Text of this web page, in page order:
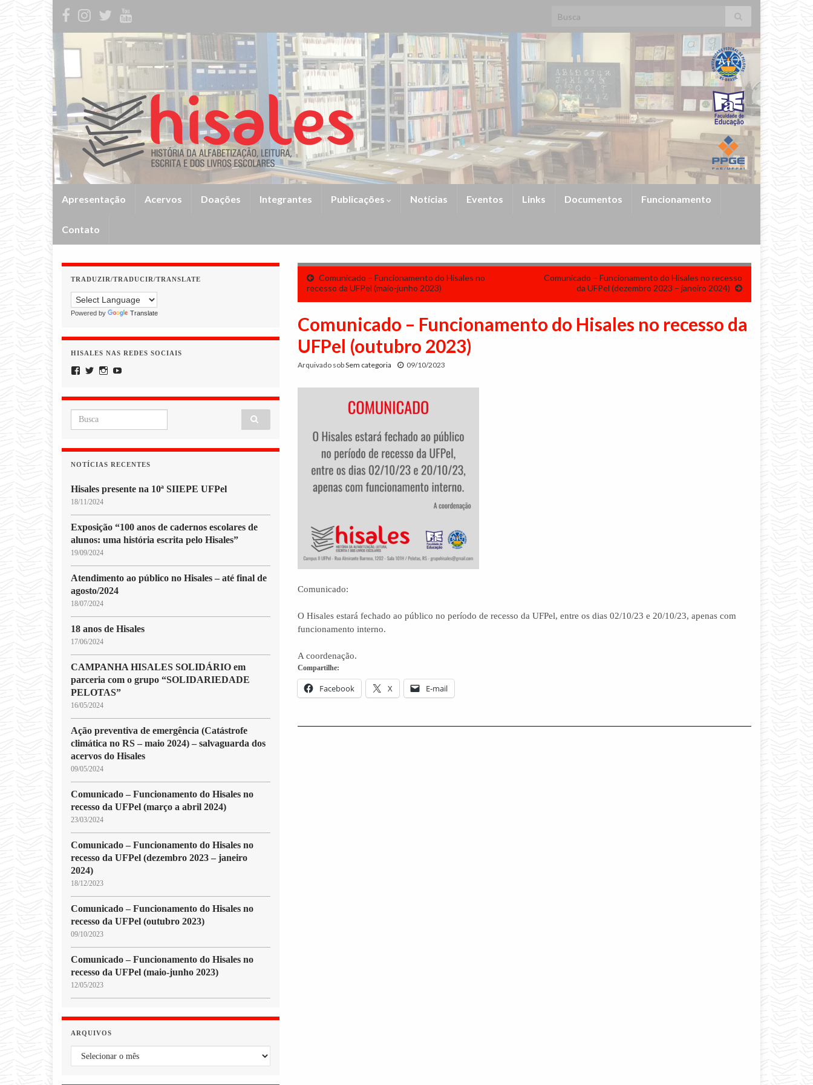
Search for:
Apresentação Acervos Doações Integrantes Publicações Notícias Eventos Links Documentos Funcionamento
Contato
Comunicado – Funcionamento do Hisales no
recesso da UFPel (maio-junho 2023)
Comunicado – Funcionamento do Hisales no recesso
da UFPel (dezembro 2023 – janeiro 2024)
Comunicado – Funcionamento do Hisales no recesso da
UFPel (outubro 2023)
Arquivado sobSem categoria 09/10/2023
Comunicado:
O Hisales estará fechado ao público no período de recesso da UFPel, entre os dias 02/10/23 e 20/10/23, apenas com
funcionamento interno.
A coordenação.
Compartilhe:
Facebook X E-mail
TRADUZIR/TRADUCIR/TRANSLATE
Powered by Translate
HISALES NAS REDES SOCIAIS
Facebook
TwitterInstagram
NOTÍCIAS RECENTES
Hisales presente na 10ª SIIEPE UFPel
18/11/2024
Exposição “100 anos de cadernos escolares de
alunos: uma história escrita pelo Hisales”
19/09/2024
Atendimento ao público no Hisales – até final de
agosto/2024
18/07/2024
18 anos de Hisales
17/06/2024
CAMPANHA HISALES SOLIDÁRIO em
parceria com o grupo “SOLIDARIEDADE
PELOTAS”
16/05/2024
Ação preventiva de emergência (Catástrofe
climática no RS – maio 2024) – salvaguarda dos
acervos do Hisales
09/05/2024
Comunicado – Funcionamento do Hisales no
recesso da UFPel (março a abril 2024)
23/03/2024
Comunicado – Funcionamento do Hisales no
recesso da UFPel (dezembro 2023 – janeiro
2024)
18/12/2023
Comunicado – Funcionamento do Hisales no
recesso da UFPel (outubro 2023)
09/10/2023
Comunicado – Funcionamento do Hisales no
recesso da UFPel (maio-junho 2023)
12/05/2023
ARQUIVOS